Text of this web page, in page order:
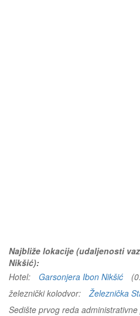
Najbliže lokacije (udaljenosti
Nikšić):
Hotel:
Garsonjera Ibon Nikšić
železnički kolodvor:
Železnička
Sedište prvog reda